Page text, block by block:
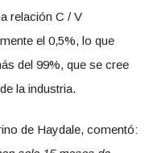
relación C / V
el 0,5%, lo que
del 99%, que se cree
la industria.
de Haydale, comentó: